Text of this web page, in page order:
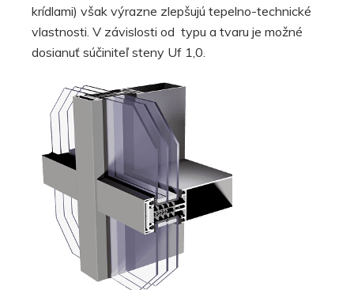
krídlami) však výrazne zlepšujú tepelno-technické
vlastnosti. V závislosti od typu a tvaru je možné
dosianuť súčiniteľ steny Uf 1,0.